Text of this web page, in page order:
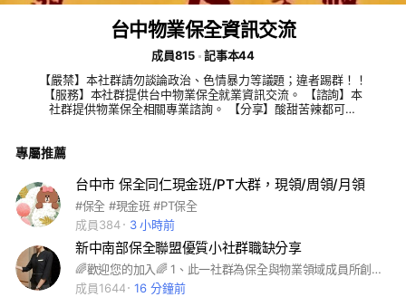
台中物業保全資訊交流
成員815
記事本44
【嚴禁】本社群請勿談論政治、色情暴力等議題；違者踢群！！
【服務】本社群提供台中物業保全就業資訊交流。 【諮詢】本
社群提供物業保全相關專業諮詢。 【分享】酸甜苦辣都可交
群。感謝大家支持，一起創造優良保全物業職場環境，一起追求
專屬推薦
台中市 保全同仁現金班/PT大群，現領/周領/月領
#保全 #現金班 #PT保全
成員384
3 小時前
新中南部保全聯盟優質小社群職缺分享
🌈歡迎您的加入🌈 1、此一社群為保全與物業領域成員所創建，皆為志工性質便於成員彼此交流職缺、經驗樂見各位聯繫情感，社群禮貌和群組氛圍需要您我共同維繫相關運作與規定亦仰賴全體配合，以理性討論盼大家相互體諒與經營 謝謝大家! 2、鼓勵物業徵才及加入，優秀物業人才加入及就業！嚴格把關確保社群品質！ 3、竭誠歡迎優秀退役軍職加入本社群 4、歡迎同業多交流！也歡迎加入這社群。 我們社群創立不到三個月人數沒有很多，但我們管理群會盡力幫助大家找到適合的工作，請大家給我們一個為您服務機會，願社群成為一個保全之路的溫暖加油小站
成員1644
16 分鐘前